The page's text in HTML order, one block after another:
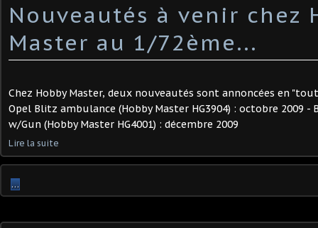
Nouveautés à venir chez
Master au 1/72ème...
Chez Hobby Master, deux nouveautés sont annoncées en
Opel Blitz ambulance (Hobby Master HG3904) : octobre 2009 -
w/Gun (Hobby Master HG4001) : décembre 2009
Lire la suite
…